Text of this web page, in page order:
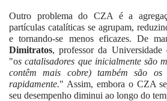
Outro problema do CZA é a
partículas catalíticas se agrupam,
e tornando-se menos eficazes. De
Dimitratos, professor da Universidade
"os catalisadores que inicialmente são
contêm mais cobre) também são
rapidamente." Assim, embora o CZA
seu desempenho diminui ao longo do